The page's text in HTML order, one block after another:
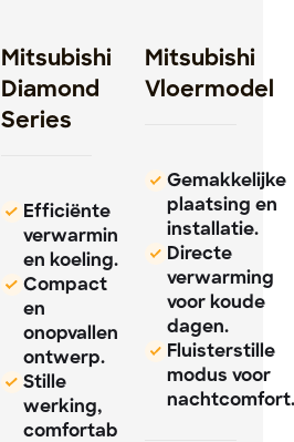
Mitsubishi
Diamond
Series
Efficiënte
verwarming
en koeling.
Compact
en
onopvallend
ontwerp.
Stille
werking,
comfortabele
Mitsubishi
Vloermodel
Gemakkelijke
plaatsing en
installatie.
Directe
verwarming
voor koude
dagen.
Fluisterstille
modus voor